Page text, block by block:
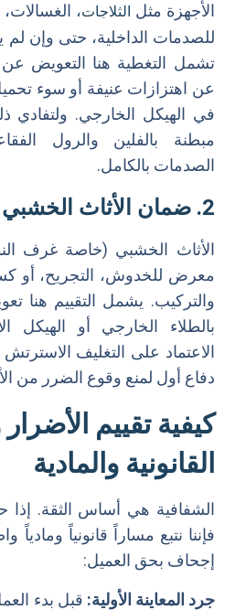
الأجهزة مثل الثلاجات،
للصدمات الداخلية، حتى وإن
تشمل التغطية هنا التعويض
عن اهتزازات عنيفة أو سوء
في الهيكل الخارجي. ولتفادي
مبطنة بالفلين والرول
الصدمات بالكامل.
2. ضمان الأثاث الخشبي والموبيليا
الأثاث الخشبي (خاصة غرف
معرض للخدوش، التجريح، أو
والتركيب. يشمل التقييم هنا
بالطلاء الخارجي أو الهيكل
الاعتماد على التغليف
دفاع أول لمنع وقوع الضرر من
كيفية تقييم
القانونية والمادية
الشفافية هي أساس الثقة.
فإننا نتبع مساراً قانونياً ومادياً
إجحاف بحق العميل:
جرد المعاينة الأولية: قبل بدء